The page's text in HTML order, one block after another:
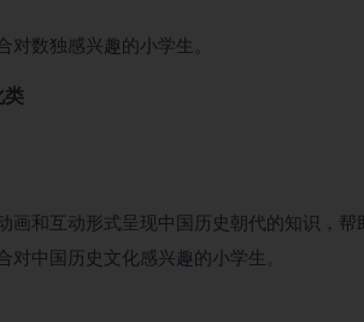
对数独感兴趣的小学生。
类
画和互动形式呈现中国历史朝代的知识，帮
对中国历史文化感兴趣的小学生。